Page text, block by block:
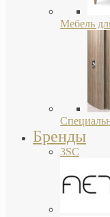
Мебель
Бренды
3SC